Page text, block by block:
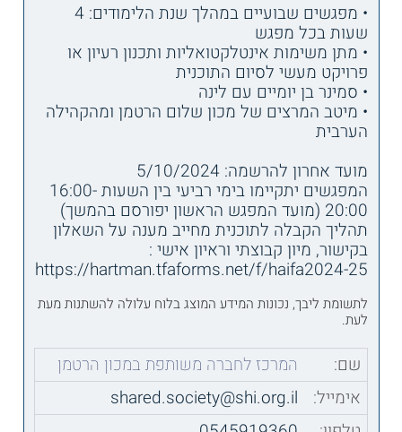
• מפגשים שבועיים במהלך שנת הלימודים: 4
שעות בכל מפגש
• מתן משימות אינטלקטואליות ותכנון רעיון או
פרויקט מעשי לסיום התוכנית
• סמינר בן יומיים עם לינה
• מיטב המרצים של מכון שלום הרטמן ומהקהילה
הערבית
מועד אחרון להרשמה: 5/10/2024
המפגשים יתקיימו בימי רביעי בין השעות 16:00-
20:00 (מועד המפגש הראשון יפורסם בהמשך)
תהליך הקבלה לתוכנית מחייב מענה על השאלון
בקישור, מיון קבוצתי וראיון אישי :
https://hartman.tfaforms.net/f/haifa2024-25
לתשומת ליבך, נכונות המידע המוצג בלוח עלולה להשתנות מעת
לעת.
שם:
המרכז לחברה משותפת במכון הרטמן
אימייל:
shared.society@shi.org.il